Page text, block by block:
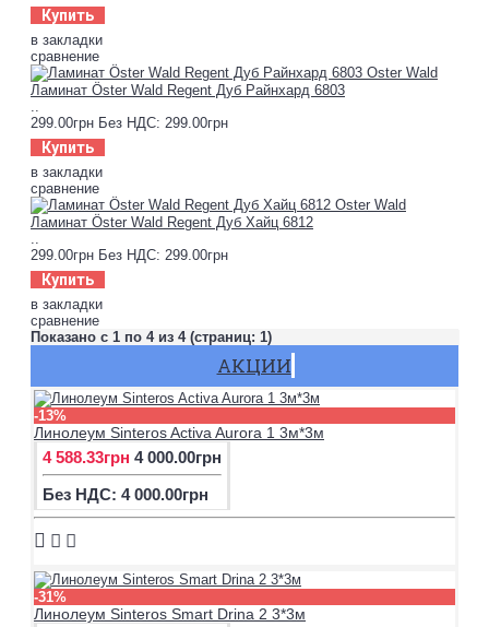
Купить
в закладки
сравнение
Ламинат Öster Wald Regent Дуб Райнхард 6803
299.00грн Без НДС: 299.00грн
Купить
в закладки
сравнение
Ламинат Öster Wald Regent Дуб Хайц 6812
299.00грн Без НДС: 299.00грн
Купить
в закладки
сравнение
Показано с 1 по 4 из 4 (страниц: 1)
АКЦИИ
-13%
Линолеум Sinteros Activa Aurora 1 3м*3м
4 588.33грн 4 000.00грн
Без НДС: 4 000.00грн
-31%
Линолеум Sinteros Smart Drina 2 3*3м